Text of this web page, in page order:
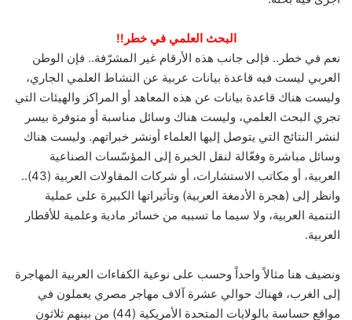
البحث العلمي في خطر!!
نعم في خطر.. فإلى جانب هذه الأرقام غير المشرّفة.. فإن الوطن
العربي ليست فيه قاعدة بيانات عربية عن النشاط العلمي الجاري،
وليست هناك قاعدة بيانات عن هذه المعاهد أو المراكز والهيئات التي
تجري البحث العلمي، وليست هناك وسائل مناسبة أو متوفرة بيسر
لنشر النتائج التي يتوصل إليها العلماء أونشر خبراتهم. وليست هناك
وسائل مباشرة وفعّالة لنقل الخبرة إلى المؤسّسات الصناعية
العربية، أو مكاتب الاستشارات، أو شركات المقاولات العربية (43)..
وانظر إلى (هجرة الأدمغة العربية) وتأثيراتها الكبيرة على عملية
التنمية العربية، ولا سيما ما تسببه من خسائر مادية وعلمية للأقطار
العربية.
ونضيف هنا مثالاً واحداً وحسب على نوعية الكفاءات العربية المهاجرة
إلى الغرب، فهناك حوالي عشرة آلاف مهاجر مصري يعملون في
مواقع حساسة بالولايات المتحدة الأمريكية (44) من بينهم ثلاثون